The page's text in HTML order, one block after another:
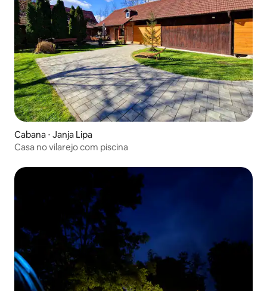
Cabana ⋅ Janja Lipa
Casa no vilarejo com piscina